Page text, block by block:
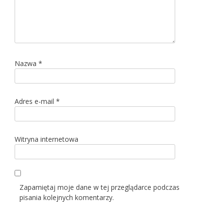
Nazwa *
Adres e-mail *
Witryna internetowa
Zapamiętaj moje dane w tej przeglądarce podczas
pisania kolejnych komentarzy.